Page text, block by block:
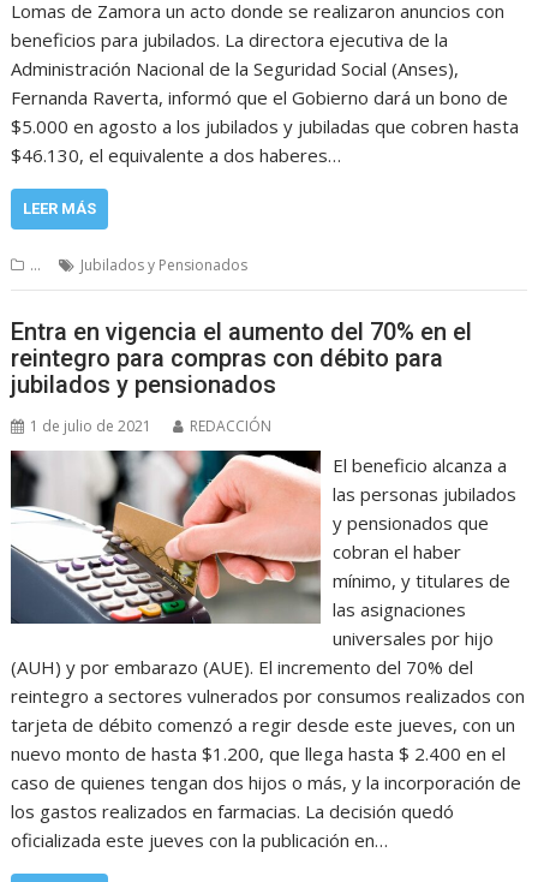
Lomas de Zamora un acto donde se realizaron anuncios con
beneficios para jubilados. La directora ejecutiva de la
Administración Nacional de la Seguridad Social (Anses),
Fernanda Raverta, informó que el Gobierno dará un bono de
$5.000 en agosto a los jubilados y jubiladas que cobren hasta
$46.130, el equivalente a dos haberes…
LEER MÁS
... Jubilados y Pensionados
Entra en vigencia el aumento del 70% en el
reintegro para compras con débito para
jubilados y pensionados
1 de julio de 2021 REDACCIÓN
El beneficio alcanza a
las personas jubilados
y pensionados que
cobran el haber
mínimo, y titulares de
las asignaciones
universales por hijo
(AUH) y por embarazo (AUE). El incremento del 70% del
reintegro a sectores vulnerados por consumos realizados con
tarjeta de débito comenzó a regir desde este jueves, con un
nuevo monto de hasta $1.200, que llega hasta $ 2.400 en el
caso de quienes tengan dos hijos o más, y la incorporación de
los gastos realizados en farmacias. La decisión quedó
oficializada este jueves con la publicación en…